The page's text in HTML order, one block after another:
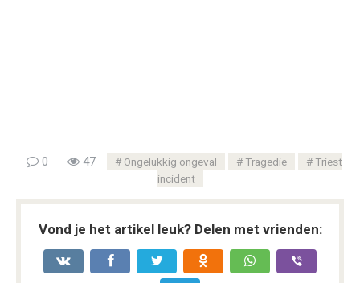
0 47 Ongelukkig ongeval Tragedie
Triest
incident
Vond je het artikel leuk? Delen met vrienden: